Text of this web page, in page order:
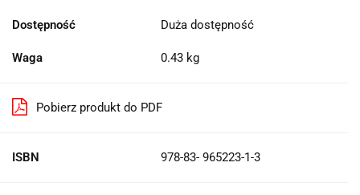
Dostępność Duża dostępność
Waga 0.43 kg
Pobierz produkt do PDF
ISBN 978-83- 965223-1-3